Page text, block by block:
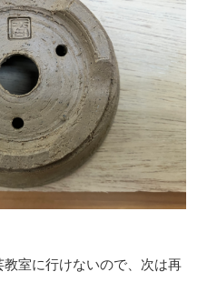
室に行けないので、次は再